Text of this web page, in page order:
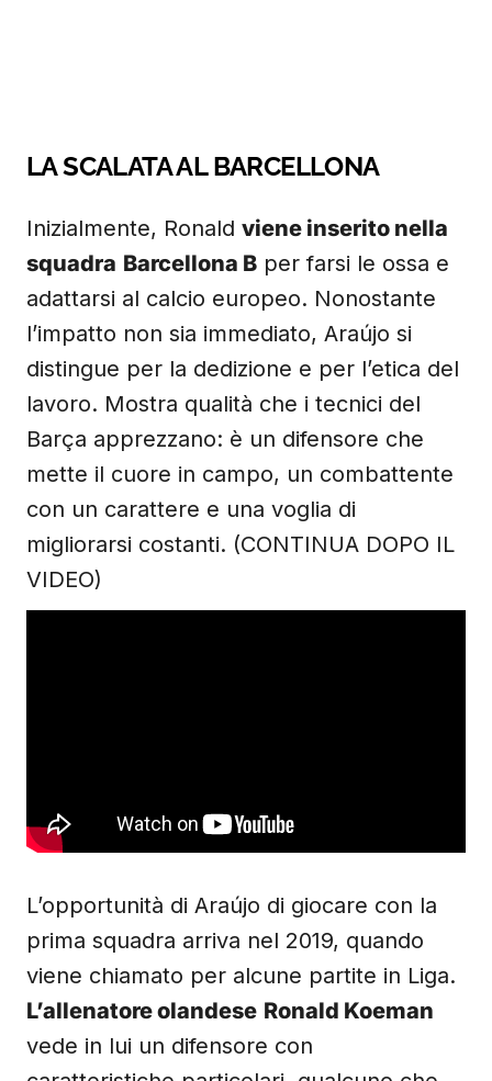
LA SCALATA AL BARCELLONA
Inizialmente, Ronald viene inserito nella
squadra Barcellona B per farsi le ossa e
adattarsi al calcio europeo. Nonostante
l’impatto non sia immediato, Araújo si
distingue per la dedizione e per l’etica del
lavoro. Mostra qualità che i tecnici del
Barça apprezzano: è un difensore che
mette il cuore in campo, un combattente
con un carattere e una voglia di
migliorarsi costanti. (CONTINUA DOPO IL
VIDEO)
L’opportunità di Araújo di giocare con la
prima squadra arriva nel 2019, quando
viene chiamato per alcune partite in Liga.
L’allenatore olandese Ronald Koeman
vede in lui un difensore con